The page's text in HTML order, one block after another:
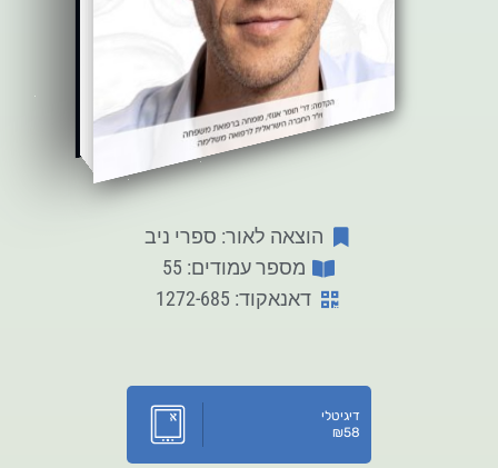
הוצאה לאור: ספרי ניב
מספר עמודים: 55
דאנאקוד: 1272-685
דיגיטלי
₪58